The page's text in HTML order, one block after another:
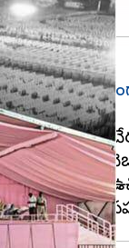
నాయకులు